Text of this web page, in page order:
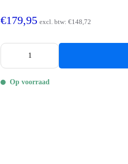
€179,95 excl. btw:€148,72
Op voorraad